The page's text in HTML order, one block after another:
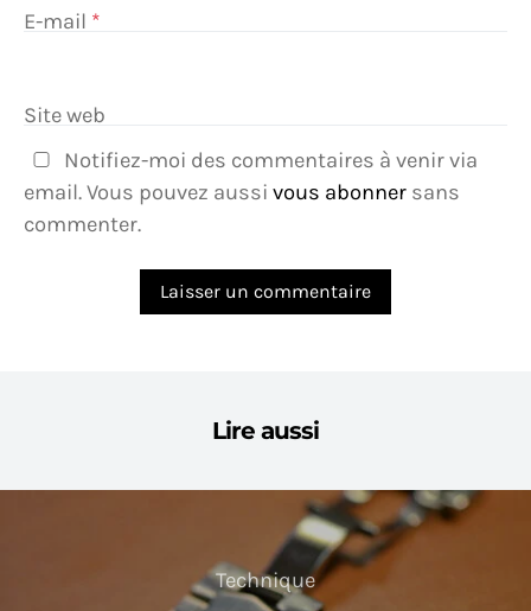
E-mail *
Site web
Notifiez-moi des commentaires à venir via
email. Vous pouvez aussi vous abonner sans
commenter.
Lire aussi
Technique